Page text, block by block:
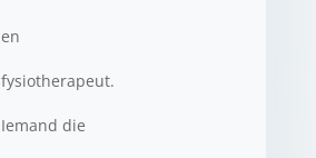
en
fysiotherapeut.
Iemand die